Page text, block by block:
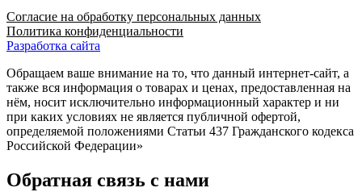
Согласие на обработку персональных данных
Политика конфиденциальности
Разработка сайта
Обращаем ваше внимание на то, что данный интернет-сайт, а
также вся информация о товарах и ценах, предоставленная на
нём, носит исключительно информационный характер и ни
при каких условиях не является публичной офертой,
определяемой положениями Статьи 437 Гражданского кодекса
Российской Федерации»
Обратная связь с нами